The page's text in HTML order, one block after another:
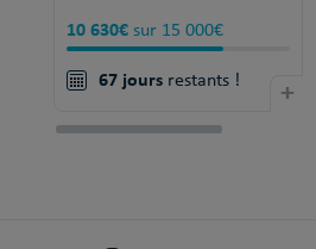
10 630€ sur 15 000€
67 jours restants ! +